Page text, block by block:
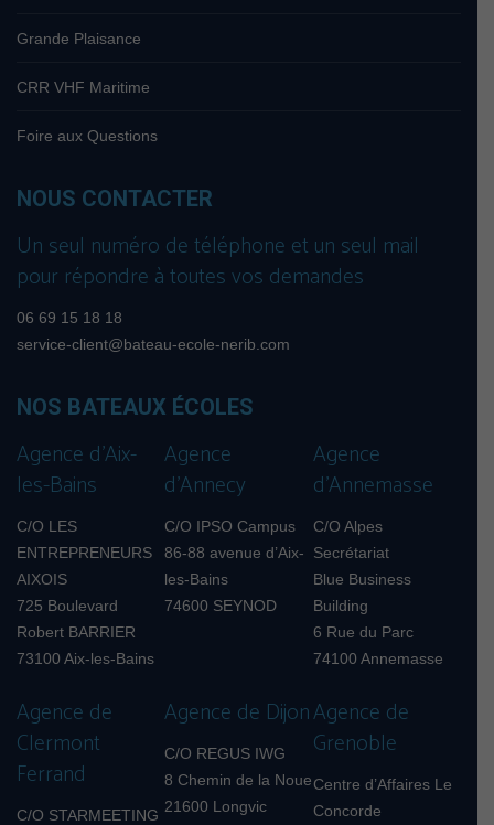
Grande Plaisance
CRR VHF Maritime
Foire aux Questions
NOUS CONTACTER
Un seul numéro de téléphone et un seul mail
pour répondre à toutes vos demandes
06 69 15 18 18
service-client@bateau-ecole-nerib.com
NOS BATEAUX ÉCOLES
Agence d’Aix-
les-Bains
C/O LES
ENTREPRENEURS
AIXOIS
725 Boulevard
Robert BARRIER
73100 Aix-les-Bains
Agence
d’Annecy
C/O IPSO Campus
86-88 avenue d’Aix-
les-Bains
74600 SEYNOD
Agence
d’Annemasse
C/O Alpes
Secrétariat
Blue Business
Building
6 Rue du Parc
74100 Annemasse
Agence de
Clermont
Ferrand
C/O STARMEETING
Agence de Dijon
C/O REGUS IWG
8 Chemin de la Noue
21600 Longvic
Agence de
Grenoble
Centre d’Affaires Le
Concorde